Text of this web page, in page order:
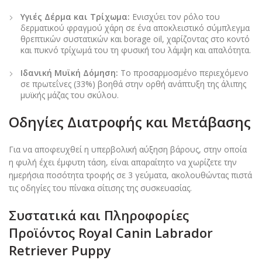
Υγιές Δέρμα και Τρίχωμα: Ενισχύει τον ρόλο του
δερματικού φραγμού χάρη σε ένα αποκλειστικό σύμπλεγμα
θρεπτικών συστατικών και borage oil, χαρίζοντας στο κοντό
και πυκνό τρίχωμά του τη φυσική του λάμψη και απαλότητα.
Ιδανική Μυϊκή Δόμηση: Το προσαρμοσμένο περιεχόμενο
σε πρωτεΐνες (33%) βοηθά στην ορθή ανάπτυξη της άλιπης
μυϊκής μάζας του σκύλου.
Οδηγίες Διατροφής και Μετάβασης
Για να αποφευχθεί η υπερβολική αύξηση βάρους, στην οποία
η φυλή έχει έμφυτη τάση, είναι απαραίτητο να χωρίζετε την
ημερήσια ποσότητα τροφής σε 3 γεύματα, ακολουθώντας πιστά
τις οδηγίες του πίνακα σίτισης της συσκευασίας.
Συστατικά και Πληροφορίες
Προϊόντος Royal Canin Labrador
Retriever Puppy